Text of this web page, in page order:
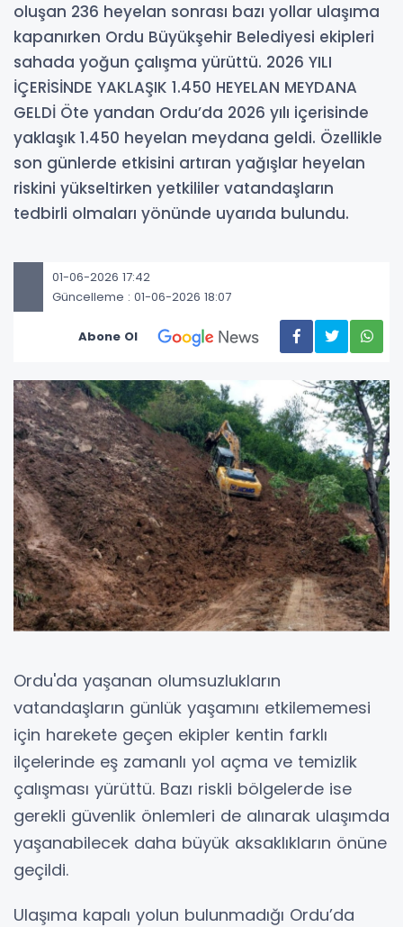
oluşan 236 heyelan sonrası bazı yollar ulaşıma
kapanırken Ordu Büyükşehir Belediyesi ekipleri
sahada yoğun çalışma yürüttü. 2026 YILI
İÇERİSİNDE YAKLAŞIK 1.450 HEYELAN MEYDANA
GELDİ Öte yandan Ordu’da 2026 yılı içerisinde
yaklaşık 1.450 heyelan meydana geldi. Özellikle
son günlerde etkisini artıran yağışlar heyelan
riskini yükseltirken yetkililer vatandaşların
tedbirli olmaları yönünde uyarıda bulundu.
01-06-2026 17:42
Güncelleme : 01-06-2026 18:07
Abone Ol
Ordu'da yaşanan olumsuzlukların
vatandaşların günlük yaşamını etkilememesi
için harekete geçen ekipler kentin farklı
ilçelerinde eş zamanlı yol açma ve temizlik
çalışması yürüttü. Bazı riskli bölgelerde ise
gerekli güvenlik önlemleri de alınarak ulaşımda
yaşanabilecek daha büyük aksaklıkların önüne
geçildi.
Ulaşıma kapalı yolun bulunmadığı Ordu’da